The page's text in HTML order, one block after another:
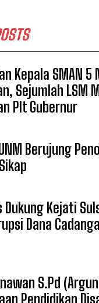
Kepala SMAN
Sejumlah LSM
Plt Gubernur
Berujung
Dukung Kejati
Dana
S.Pd
Pendidikan